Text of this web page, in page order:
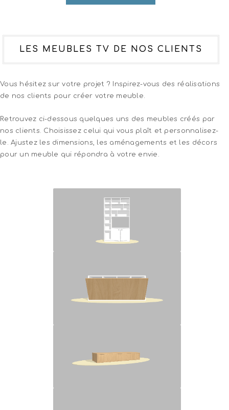
LES MEUBLES TV DE NOS CLIENTS
Vous hésitez sur votre projet ? Inspirez-vous des réalisations
de nos clients pour créer votre meuble.
Retrouvez ci-dessous quelques uns des meubles créés par
nos clients. Choisissez celui qui vous plaît et personnalisez-
le. Ajustez les dimensions, les aménagements et les décors
pour un meuble qui répondra à votre envie.